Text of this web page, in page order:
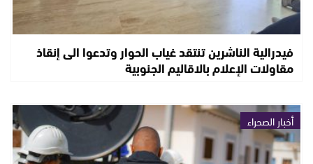
فيدرالية الناشرين تنتقد غياب الحوار وتدعوا الى إنقاذ
مقاولات الإعلام بالاقاليم الجنوبية
أخبار الصحراء